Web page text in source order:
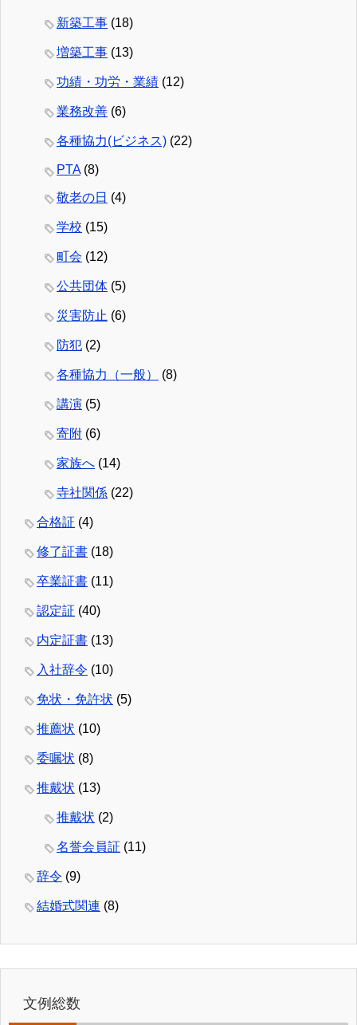
新築工事 (18)
増築工事 (13)
功績・功労・業績 (12)
業務改善 (6)
各種協力(ビジネス) (22)
PTA(8)
敬老の日 (4)
学校 (15)
町会 (12)
公共団体 (5)
災害防止 (6)
防犯 (2)
各種協力（一般） (8)
講演 (5)
寄附 (6)
家族へ (14)
寺社関係 (22)
合格証 (4)
修了証書 (18)
卒業証書 (11)
認定証 (40)
内定証書 (13)
入社辞令 (10)
免状・免許状 (5)
推薦状 (10)
委嘱状 (8)
推戴状 (13)
推戴状 (2)
名誉会員証 (11)
辞令 (9)
結婚式関連 (8)
文例総数